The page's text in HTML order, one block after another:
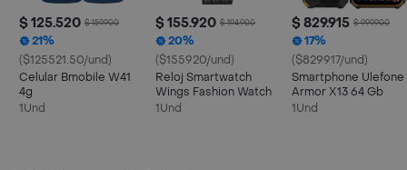
$ 125.520 $ 159.900
21%
($125521.50/und)
Celular Bmobile W41
4g
1Und
$ 155.920 $ 194.900
20%
($155920/und)
Reloj Smartwatch
Wings Fashion Watch
1Und
$ 829.915 $ 999.900
17%
($829917/und)
Smartphone Ulefone
Armor X13 64 Gb
1Und